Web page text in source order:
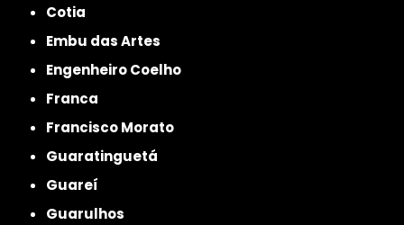
Cotia
Embu das Artes
Engenheiro Coelho
Franca
Francisco Morato
Guaratinguetá
Guareí
Guarulhos